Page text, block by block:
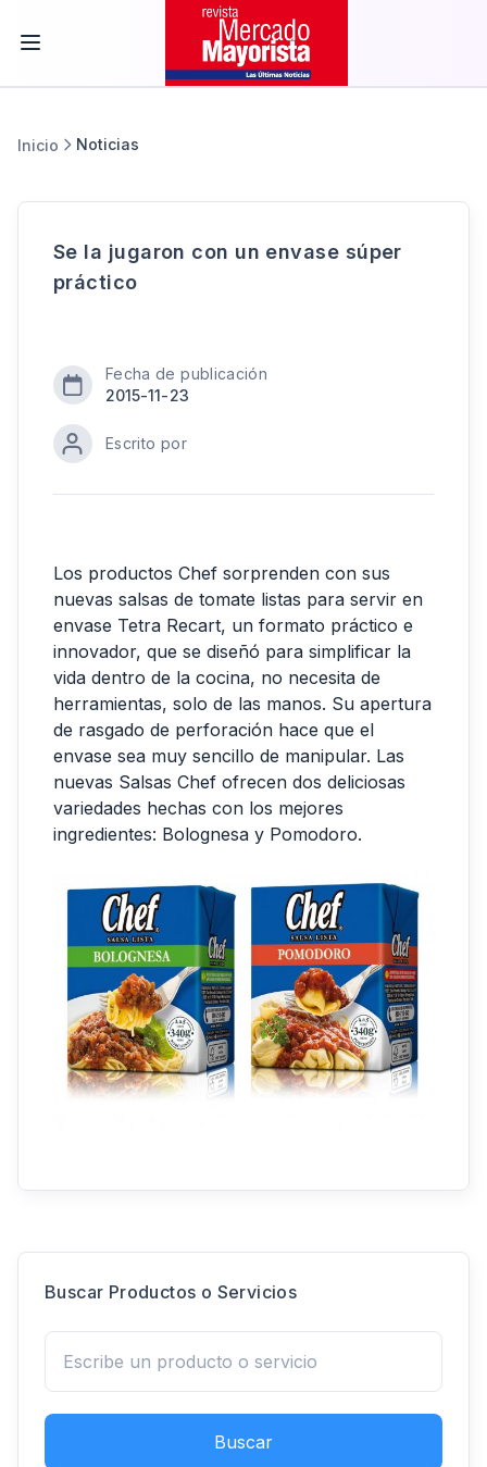
Inicio Noticias
Se la jugaron con un envase súper
práctico
Fecha de publicación
2015-11-23
Escrito por
Los productos Chef sorprenden con sus
nuevas salsas de tomate listas para servir en
envase Tetra Recart, un formato práctico e
innovador, que se diseñó para simplificar la
vida dentro de la cocina, no necesita de
herramientas, solo de las manos. Su apertura
de rasgado de perforación hace que el
envase sea muy sencillo de manipular. Las
nuevas Salsas Chef ofrecen dos deliciosas
variedades hechas con los mejores
ingredientes: Bolognesa y Pomodoro.
Buscar Productos o Servicios
Buscar